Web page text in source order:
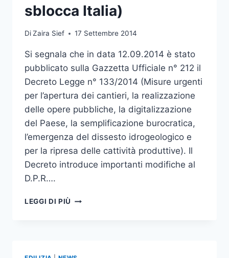
sblocca Italia)
DiZaira Sief 17 Settembre 2014
Si segnala che in data 12.09.2014 è stato
pubblicato sulla Gazzetta Ufficiale n° 212 il
Decreto Legge n° 133/2014 (Misure urgenti
per l’apertura dei cantieri, la realizzazione
delle opere pubbliche, la digitalizzazione
del Paese, la semplificazione burocratica,
l’emergenza del dissesto idrogeologico e
per la ripresa delle cattività produttive). Il
Decreto introduce importanti modifiche al
D.P.R….
LEGGI DI PIÙ PUBBLICATO